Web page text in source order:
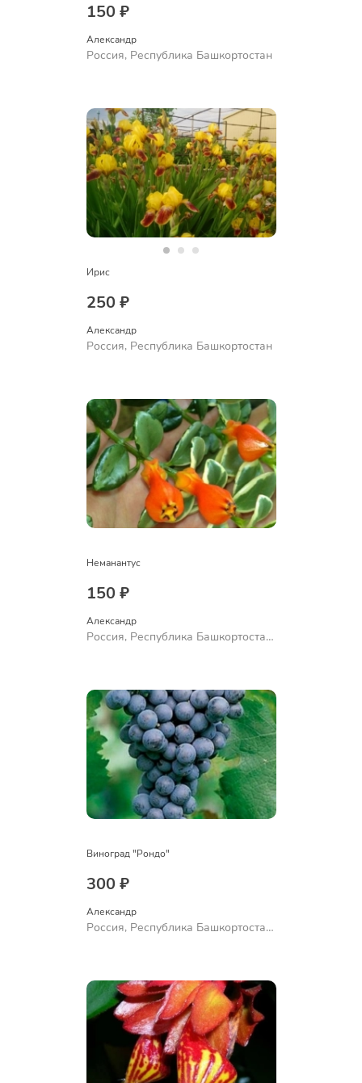
150 ₽
Александр
Россия, Республика Башкортостан
Ирис
250 ₽
Александр
Россия, Республика Башкортостан
Неманантус
150 ₽
Александр
Россия, Республика Башкортостан,
Виноград "Рондо"
300 ₽
Александр
Россия, Республика Башкортостан,